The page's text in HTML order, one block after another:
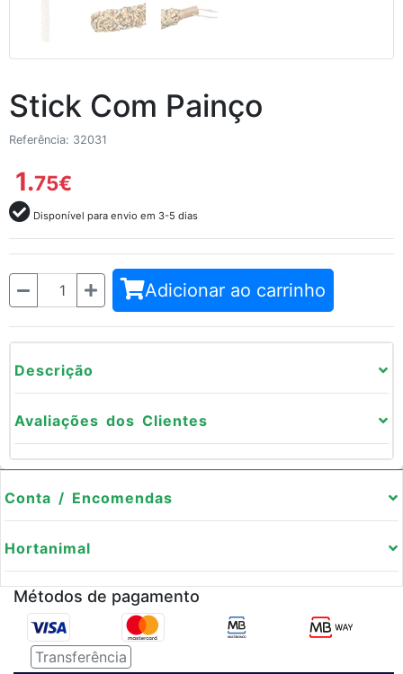
Stick Com Painço
Referência: 32031
1.75€
Disponível para envio em 3-5 dias
Quantidade Adicionar ao carrinho
Descrição
Avaliações dos Clientes
Conta / Encomendas
Hortanimal
Métodos de pagamento
Transferência